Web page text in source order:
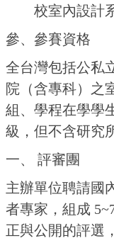
校室內設計
參、參賽資格
全台灣包括公私
院（含專科）之
組、學程在學學
級，但不含研究
一、 評審團
主辦單位聘請國
者專家，組成
正與公開的評選